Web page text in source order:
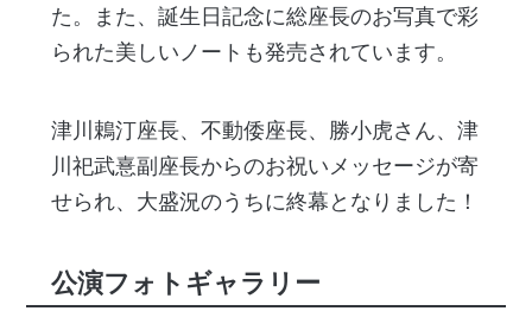
た。また、誕生日記念に総座長のお写真で彩
られた美しいノートも発売されています。
津川鵣汀座長、不動倭座長、勝小虎さん、津
川祀武憙副座長からのお祝いメッセージが寄
せられ、大盛況のうちに終幕となりました！
公演フォトギャラリー